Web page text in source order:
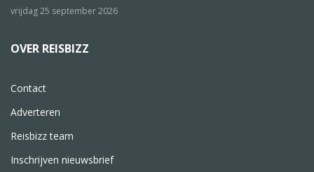
vrijdag 25 september 2026
OVER REISBIZZ
Contact
Adverteren
Reisbizz team
Inschrijven nieuwsbrief